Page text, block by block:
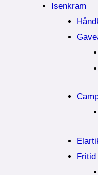
Isenkram
Fritid